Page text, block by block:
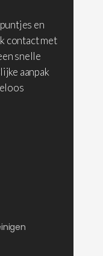
en
contact met
snelle
aanpak